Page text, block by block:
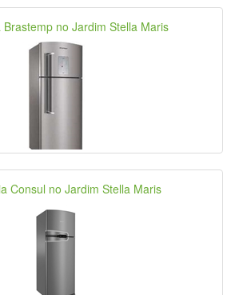
Brastemp no Jardim Stella Maris
Consul no Jardim Stella Maris